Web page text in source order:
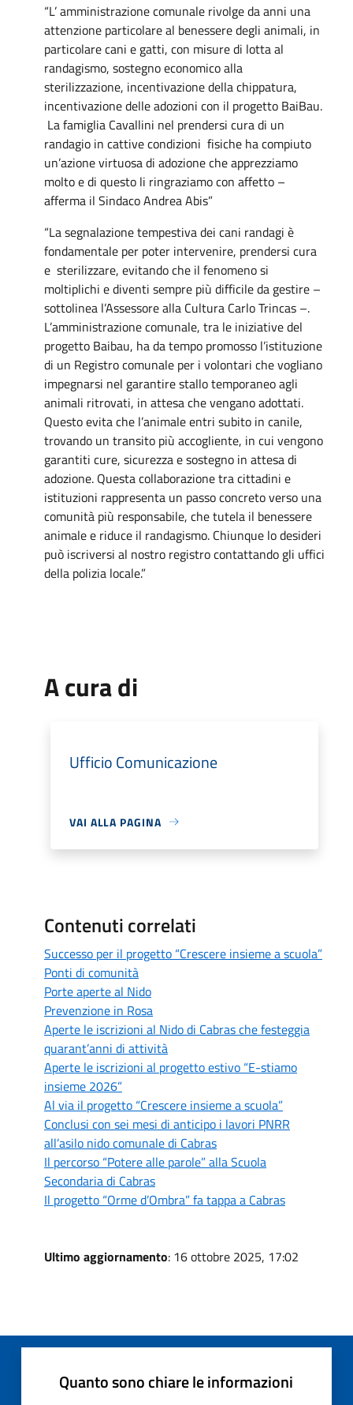
“L’ amministrazione comunale rivolge da anni una
attenzione particolare al benessere degli animali, in
particolare cani e gatti, con misure di lotta al
randagismo, sostegno economico alla
sterilizzazione, incentivazione della chippatura,
incentivazione delle adozioni con il progetto BaiBau.
La famiglia Cavallini nel prendersi cura di un
randagio in cattive condizioni fisiche ha compiuto
un’azione virtuosa di adozione che apprezziamo
molto e di questo li ringraziamo con affetto –
afferma il Sindaco Andrea Abis”
“La segnalazione tempestiva dei cani randagi è
fondamentale per poter intervenire, prendersi cura
e sterilizzare, evitando che il fenomeno si
moltiplichi e diventi sempre più difficile da gestire –
sottolinea l’Assessore alla Cultura Carlo Trincas –.
L’amministrazione comunale, tra le iniziative del
progetto Baibau, ha da tempo promosso l’istituzione
di un Registro comunale per i volontari che vogliano
impegnarsi nel garantire stallo temporaneo agli
animali ritrovati, in attesa che vengano adottati.
Questo evita che l’animale entri subito in canile,
trovando un transito più accogliente, in cui vengono
garantiti cure, sicurezza e sostegno in attesa di
adozione. Questa collaborazione tra cittadini e
istituzioni rappresenta un passo concreto verso una
comunità più responsabile, che tutela il benessere
animale e riduce il randagismo. Chiunque lo desideri
può iscriversi al nostro registro contattando gli uffici
della polizia locale.”
A cura di
Ufficio Comunicazione
VAI ALLA PAGINA
Contenuti correlati
Successo per il progetto “Crescere insieme a scuola”
Ponti di comunità
Porte aperte al Nido
Prevenzione in Rosa
Aperte le iscrizioni al Nido di Cabras che festeggia
quarant’anni di attività
Aperte le iscrizioni al progetto estivo “E-stiamo
insieme 2026”
Al via il progetto “Crescere insieme a scuola”
Conclusi con sei mesi di anticipo i lavori PNRR
all’asilo nido comunale di Cabras
Il percorso “Potere alle parole” alla Scuola
Secondaria di Cabras
Il progetto “Orme d’Ombra” fa tappa a Cabras
Ultimo aggiornamento: 16 ottobre 2025, 17:02
Quanto sono chiare le informazioni